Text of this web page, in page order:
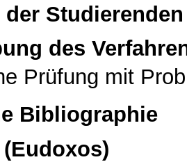
Studierenden
des
Prüfung mit
Bibliographie